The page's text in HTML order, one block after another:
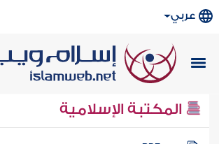
عربي
المكتبة الإسلامية